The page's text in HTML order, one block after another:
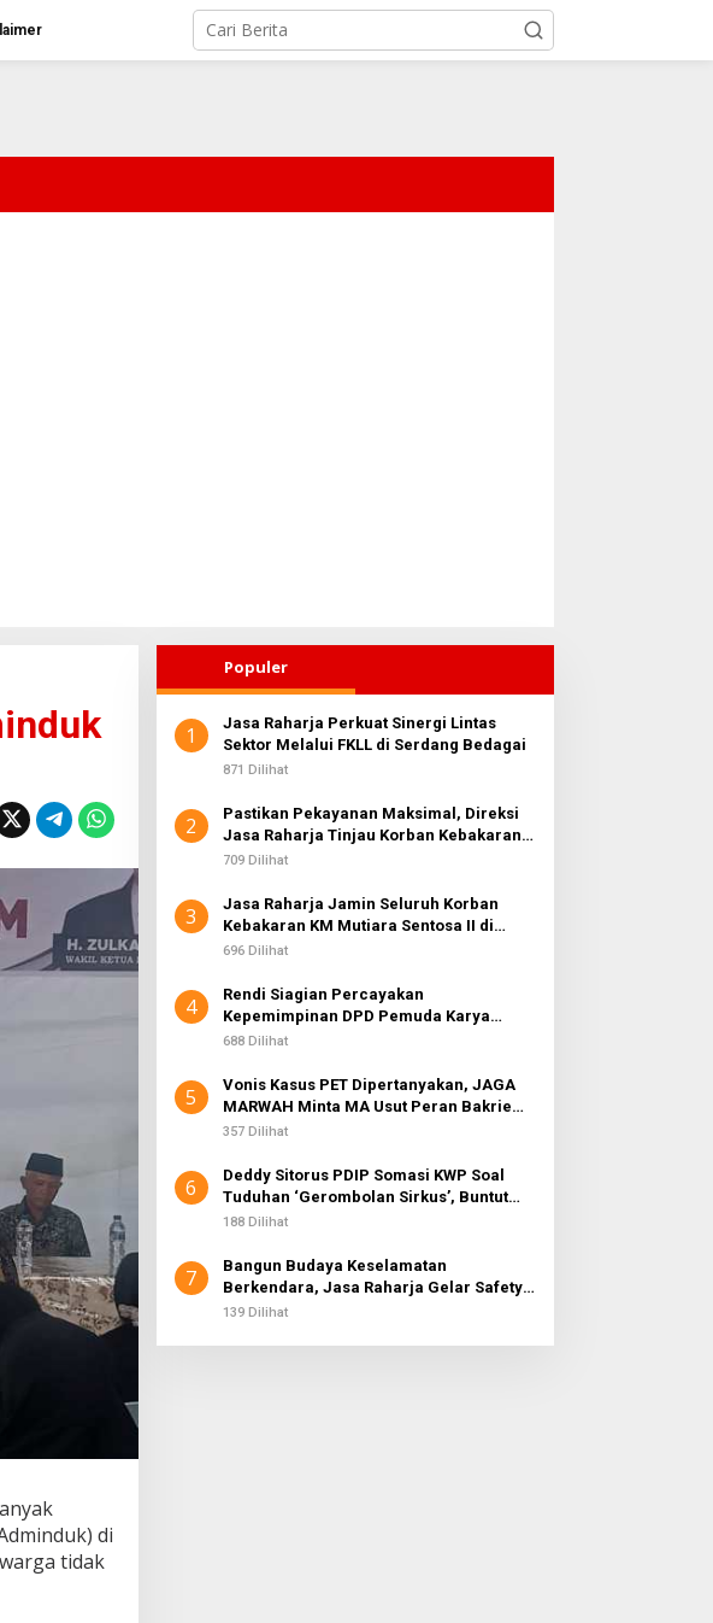
di
tidak
Populer
1
Jasa Raharja Perkuat Sinergi Lintas
Sektor Melalui FKLL di Serdang Bedagai
871 Dilihat
2
Pastikan Pekayanan Maksimal, Direksi
Jasa Raharja Tinjau Korban Kebakaran
KM Mutiara Sentosa II
709 Dilihat
3
Jasa Raharja Jamin Seluruh Korban
Kebakaran KM Mutiara Sentosa II di
Perairan Sumenep
696 Dilihat
4
Rendi Siagian Percayakan
Kepemimpinan DPD Pemuda Karya
Nasional Kota Medan kepada Josef
688 Dilihat
5
Vonis Kasus PET Dipertanyakan, JAGA
MARWAH Minta MA Usut Peran Bakrie
Group
357 Dilihat
6
Deddy Sitorus PDIP Somasi KWP Soal
Tuduhan ‘Gerombolan Sirkus’, Buntut
Rapat Komisi II Dipimpin Sufmi Dasco
188 Dilihat
7
Bangun Budaya Keselamatan
Berkendara, Jasa Raharja Gelar Safety
Campaign di PT Pasifik Medan Industri
139 Dilihat